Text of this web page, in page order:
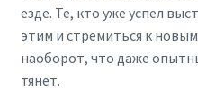
езде. Те, кто уже успел
этим и стремиться к
наоборот, что даже
тянет.